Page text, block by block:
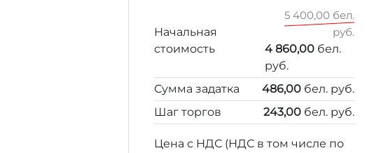
Начальная
стоимость
5 400,00 бел.
руб.
4 860,00бел.
руб.
Сумма задатка
486,00 бел. руб.
Шаг торгов
243,00 бел. руб.
Цена с НДС (НДС в том числе по